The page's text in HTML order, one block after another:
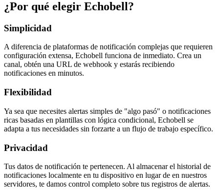
¿Por qué elegir Echobell?
Simplicidad
A diferencia de plataformas de notificación complejas que requieren
configuración extensa, Echobell funciona de inmediato. Crea un
canal, obtén una URL de webhook y estarás recibiendo
notificaciones en minutos.
Flexibilidad
Ya sea que necesites alertas simples de "algo pasó" o notificaciones
ricas basadas en plantillas con lógica condicional, Echobell se
adapta a tus necesidades sin forzarte a un flujo de trabajo específico.
Privacidad
Tus datos de notificación te pertenecen. Al almacenar el historial de
notificaciones localmente en tu dispositivo en lugar de en nuestros
servidores, te damos control completo sobre tus registros de alertas.